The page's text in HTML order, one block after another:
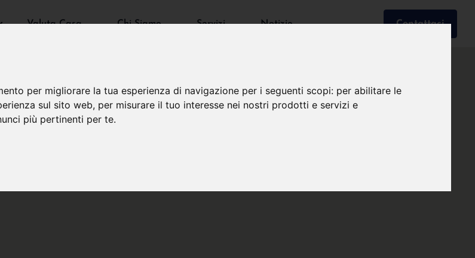
per migliorare la tua esperienza di navigazione per i seguenti scopi: per abilitare le
sul sito web, per misurare il tuo interesse nei nostri prodotti e servizi e
più pertinenti per te.
Valuta Casa Chi Siamo Servizi Notizie Contattaci